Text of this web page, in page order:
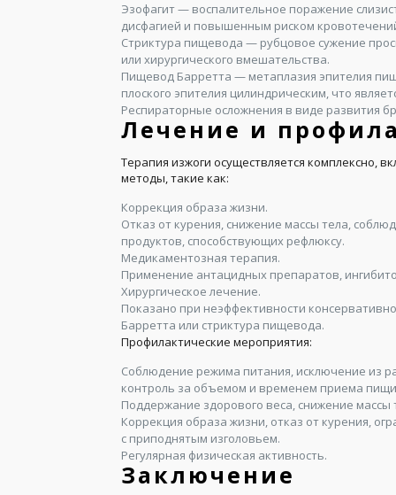
Эзофагит — воспалительное поражение
дисфагией и повышенным риском
Стриктура пищевода — рубцовое сужение
или хирургического вмешательства.
Пищевод Барретта — метаплазия эпителия
плоского эпителия цилиндрическим, что
Респираторные осложнения в виде развития
Лечение и
Терапия изжоги осуществляется комплексно,
методы, такие как:
Коррекция образа жизни.
Отказ от курения, снижение массы тела,
продуктов, способствующих рефлюксу.
Медикаментозная терапия.
Применение антацидных препаратов,
Хирургическое лечение.
Показано при неэффективности
Барретта или стриктура пищевода.
Профилактические мероприятия:
Соблюдение режима питания, исключение из
контроль за объемом и временем приема
Поддержание здорового веса, снижение массы
Коррекция образа жизни, отказ от курения,
с приподнятым изголовьем.
Регулярная физическая активность.
Заключение